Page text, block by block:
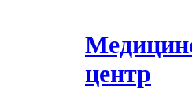
центр